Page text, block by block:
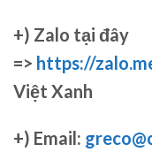
+) Zalo tại đây
=> https://
Việt Xanh
+) Email: